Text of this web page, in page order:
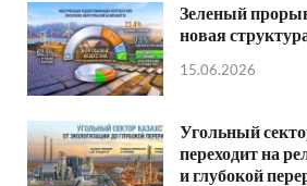
Зеленый
новая
15.06.2026
Угольный
переходит на
и глубокой